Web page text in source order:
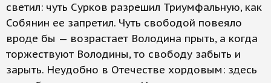
светил: чуть Сурков разрешил Триумфальную, как
Собянин ее запретил. Чуть свободой повеяло
вроде бы — возрастает Володина прыть, а когда
торжествуют Володины, то свободу забыть и
зарыть. Неудобно в Отечестве хордовым: здесь